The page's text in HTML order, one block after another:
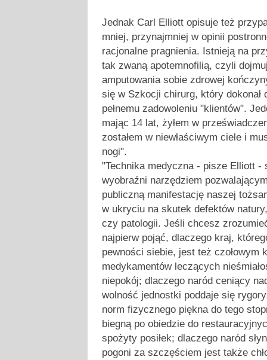
Jednak Carl Elliott opisuje też
mniej, przynajmniej w opinii
racjonalne pragnienia. Istnieją na
tak zwaną apotemnofilią, czyli
amputowania sobie zdrowej
się w Szkocji chirurg, który dokonał
pełnemu zadowoleniu "klientów".
mając 14 lat, żyłem w
zostałem w niewłaściwym ciele i
nogi".
"Technika medyczna - pisze Elliott -
wyobraźni narzędziem
publiczną manifestację naszej
w ukryciu na skutek defektów
czy patologii. Jeśli chcesz
najpierw pojąć, dlaczego kraj,
pewności siebie, jest też czołowym
medykamentów leczących
niepokój; dlaczego naród ceniący
wolność jednostki poddaje się
norm fizycznego piękna do tego
biegną po obiedzie do
spożyty posiłek; dlaczego naród
pogoni za szczęściem jest także